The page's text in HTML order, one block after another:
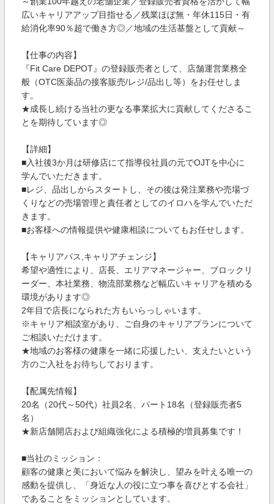
広いキャリアアップ目指せる／残業ほぼ無・年休115日・有
給消化率90％超で働き方◎／地域の生活基盤として貢献～
【仕事の内容】
『Fit Care DEPOT』の登録販売者として、店舗運営業務全
般（OTC医薬品の接客販売/レジ/品出し等）をお任せしま
す。
★成長し続ける当社の更なる事業拡大に貢献してくださるこ
とを期待しています◎
【詳細】
■入社後3か月は研修店にて指導役社員の元でOJTを中心に
学んでいただきます。
■レジ、品出しからスタートし、その後は発注業務や売場づ
くりなどの売場管理と責任者としてのイロハを学んでいただ
きます。
■お客様への情報提供や健康相談についてもお任せします。
【キャリアパス,キャリアチェンジ】
希望や適性により、店長、エリアマネージャー、ブロックリ
ーダー、本社業務、物流部業務など幅広いキャリアを積める
環境があります◎
2年目で店長になられた方もいらっしゃいます。
※キャリア相談室があり、ご自身のキャリアプランについて
ご相談いただけます。
★地域のお客様の健康を一緒に応援したい、支えたいという
方のご入社をお待ちしております。
【配属先情報】
20名（20代～50代）社員2名、パート18名（登録販売者5
名）
★新店舗開店および組織強化による積極的増員募集です！
■当社のミッション：
顧客の健康と美において悩みを解決し、望みを叶える唯一の
感動を提供し、「身近な人の役に立つ事を喜びとする会社」
であることをミッションとしています。